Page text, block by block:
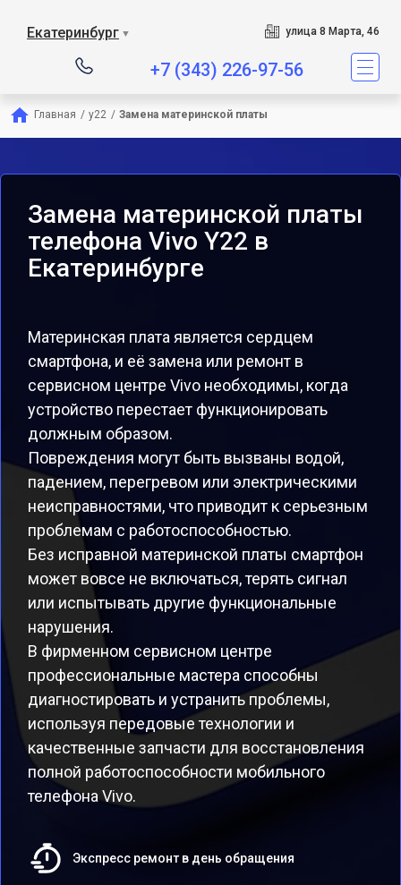
Екатеринбург ▼ улица 8 Марта, 46
+7 (343) 226-97-56
Главная / y22 / Замена материнской платы
Замена материнской платы
телефона Vivo Y22 в
Екатеринбурге
Материнская плата является сердцем
смартфона, и её замена или ремонт в
сервисном центре Vivo необходимы, когда
устройство перестает функционировать
должным образом.
Повреждения могут быть вызваны водой,
падением, перегревом или электрическими
неисправностями, что приводит к серьезным
проблемам с работоспособностью.
Без исправной материнской платы смартфон
может вовсе не включаться, терять сигнал
или испытывать другие функциональные
нарушения.
В фирменном сервисном центре
профессиональные мастера способны
диагностировать и устранить проблемы,
используя передовые технологии и
качественные запчасти для восстановления
полной работоспособности мобильного
телефона Vivo.
Экспресс ремонт в день обращения